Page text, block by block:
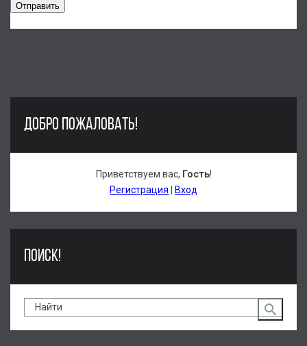
Отправить
ДОБРО ПОЖАЛОВАТЬ!
Приветствуем вас, Гость!
Регистрация
Вход
ПОИСК!